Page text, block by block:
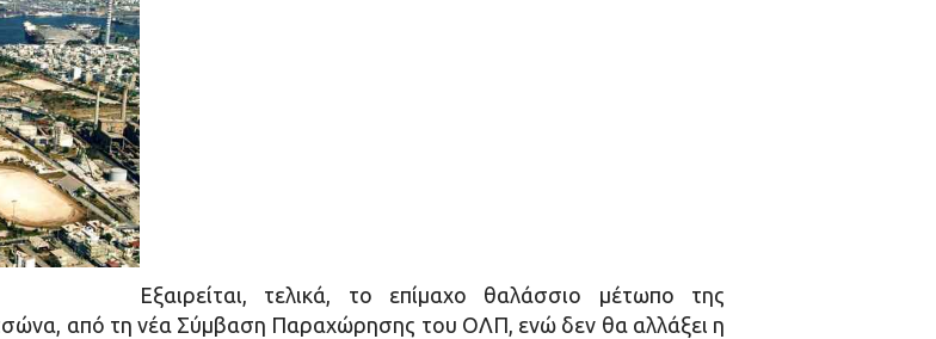
Εξαιρείται, τελικά, το επίμαχο θαλάσσιο μέτωπο της
από τη νέα Σύμβαση Παραχώρησης του ΟΛΠ, ενώ δεν θα αλλάξει η